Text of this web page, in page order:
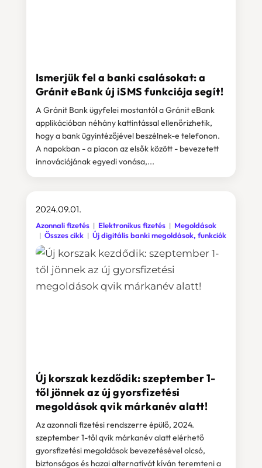
Ismerjük fel a banki csalásokat: a
Gránit eBank új iSMS funkciója segít!
A Gránit Bank ügyfelei mostantól a Gránit eBank
applikációban néhány kattintással ellenőrizhetik,
hogy a bank ügyintézőjével beszélnek-e telefonon.
A napokban - a piacon az elsők között - bevezetett
innovációjának egyedi vonása,...
Új korszak kezdődik: szeptember 1-
től jönnek az új gyorsfizetési
megoldások qvik márkanév alatt!
2024.09.01.
Azonnali fizetés Elektronikus fizetés
Megoldások
Összes cikk
Új digitális banki megoldások, funkciók
Az azonnali fizetési rendszerre épülő, 2024.
szeptember 1-től qvik márkanév alatt elérhető
gyorsfizetési megoldások bevezetésével olcsó,
biztonságos és hazai alternatívát kíván teremteni a